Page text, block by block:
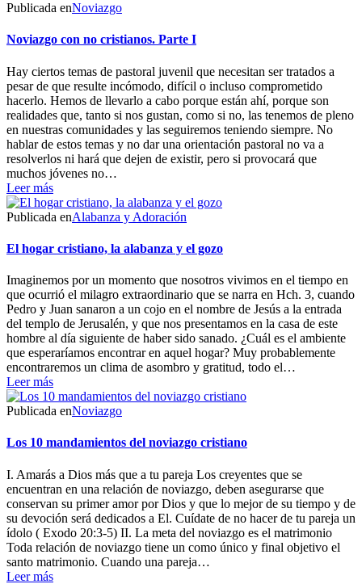
Publicada enNoviazgo
Noviazgo con no cristianos. Parte I
Hay ciertos temas de pastoral juvenil que necesitan ser tratados a
pesar de que resulte incómodo, difícil o incluso comprometido
hacerlo. Hemos de llevarlo a cabo porque están ahí, porque son
realidades que, tanto si nos gustan, como si no, las tenemos de pleno
en nuestras comunidades y las seguiremos teniendo siempre. No
hablar de estos temas y no dar una orientación pastoral no va a
resolverlos ni hará que dejen de existir, pero si provocará que
muchos jóvenes no…
Leer más
Publicada enAlabanza y Adoración
El hogar cristiano, la alabanza y el gozo
Imaginemos por un momento que nosotros vivimos en el tiempo en
que ocurrió el milagro extraordinario que se narra en Hch. 3, cuando
Pedro y Juan sanaron a un cojo en el nombre de Jesús a la entrada
del templo de Jerusalén, y que nos presentamos en la casa de este
hombre al día siguiente de haber sido sanado. ¿Cuál es el ambiente
que esperaríamos encontrar en aquel hogar? Muy probablemente
encontraremos un clima de asombro y gratitud, todo el…
Leer más
Publicada enNoviazgo
Los 10 mandamientos del noviazgo cristiano
I. Amarás a Dios más que a tu pareja Los creyentes que se
encuentran en una relación de noviazgo, deben asegurarse que
conservan su primer amor por Dios y que lo mejor de su tiempo y de
su devoción será dedicados a El. Cuídate de no hacer de tu pareja un
ídolo ( Exodo 20:3-5) II. La meta del noviazgo es el matrimonio
Toda relación de noviazgo tiene un como único y final objetivo el
santo matrimonio. Cuando una pareja…
Leer más